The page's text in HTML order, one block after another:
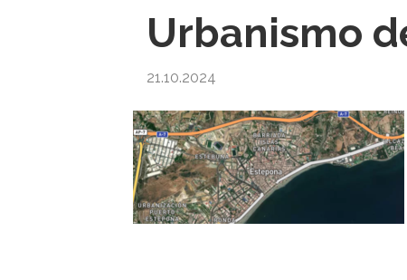
Urbanismo
21.10.2024